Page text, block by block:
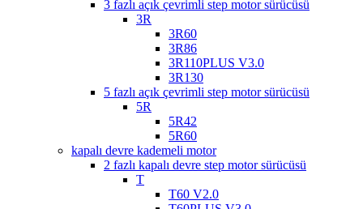
3 fazlı açık çevrimli step motor sürücüsü
3R
3R60
3R86
3R110PLUS V3.0
3R130
5 fazlı açık çevrimli step motor sürücüsü
5R
5R42
5R60
kapalı devre kademeli motor
2 fazlı kapalı devre step motor sürücüsü
T
T60 V2.0